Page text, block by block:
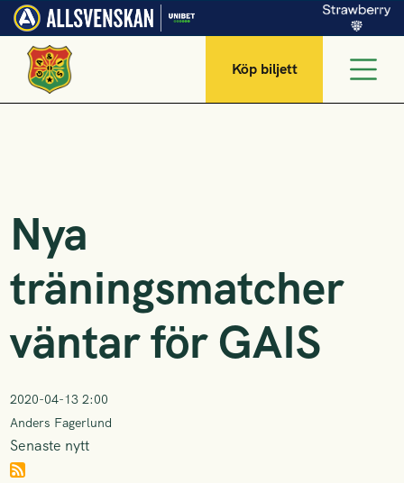
Köp biljett
Nya
träningsmatcher
väntar för GAIS
2020-04-13 2:00
Anders Fagerlund
Senaste nytt